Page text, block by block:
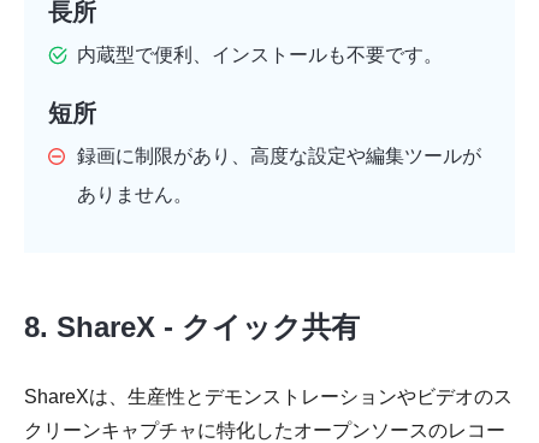
長所
内蔵型で便利、インストールも不要です。
短所
録画に制限があり、高度な設定や編集ツールが
ありません。
8. ShareX - クイック共有
ShareXは、生産性とデモンストレーションやビデオのス
クリーンキャプチャに特化したオープンソースのレコー